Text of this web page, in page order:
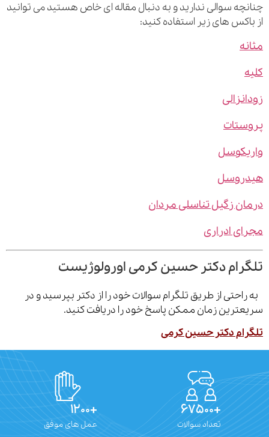
سوالی ندارید و به دنبال مقاله ای خاص هستید می توانید
های زیر استفاده کنید:
زگیل تناسلی مردان
ادراری
دکتر حسین کرمی اورولوژیست
از طریق تلگرام سوالات خود را از دکتر بپرسید و در
زمان ممکن پاسخ خود را دریافت کنید.
دکتر حسین کرمی
تعداد سوالات عمل های موفق